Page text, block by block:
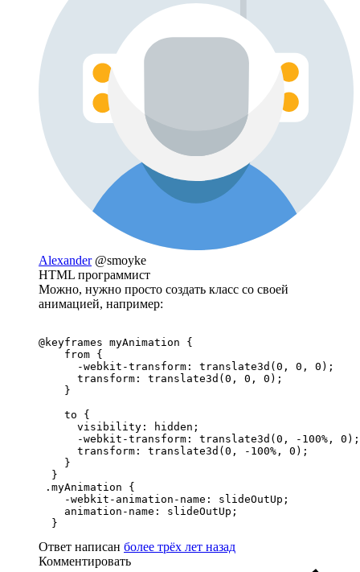
Alexander @smoyke
HTML программист
Можно, нужно просто создать класс со своей
анимацией, например:
@keyframes myAnimation {
    from {
      -webkit-transform: translate3d(0, 0, 0);
      transform: translate3d(0, 0, 0);
    }
    to {
      visibility: hidden;
      -webkit-transform: translate3d(0, -100%, 0);
      transform: translate3d(0, -100%, 0);
    }
  }
.myAnimation {
    -webkit-animation-name: slideOutUp;
    animation-name: slideOutUp;
  }
Ответ написан более трёх лет назад
Комментировать